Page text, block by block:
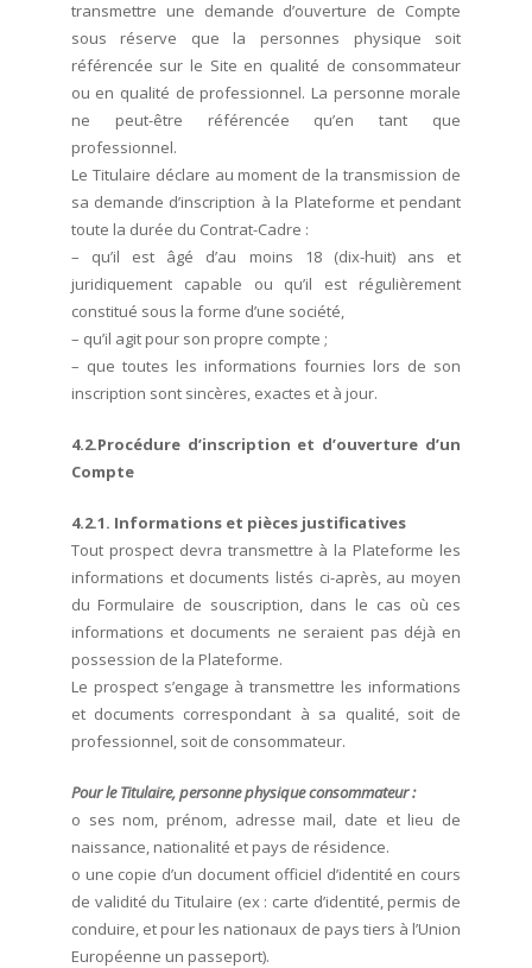
transmettre une demande d’ouverture de Compte
sous réserve que la personnes physique soit
référencée sur le Site en qualité de consommateur
ou en qualité de professionnel. La personne morale
ne peut-être référencée qu’en tant que
professionnel.
Le Titulaire déclare au moment de la transmission de
sa demande d’inscription à la Plateforme et pendant
toute la durée du Contrat-Cadre :
– qu’il est âgé d’au moins 18 (dix-huit) ans et
juridiquement capable ou qu’il est régulièrement
constitué sous la forme d’une société,
– qu’il agit pour son propre compte ;
– que toutes les informations fournies lors de son
inscription sont sincères, exactes et à jour.
4.2.Procédure d’inscription et d’ouverture d’un
Compte
4.2.1. Informations et pièces justificatives
Tout prospect devra transmettre à la Plateforme les
informations et documents listés ci-après, au moyen
du Formulaire de souscription, dans le cas où ces
informations et documents ne seraient pas déjà en
possession de la Plateforme.
Le prospect s’engage à transmettre les informations
et documents correspondant à sa qualité, soit de
professionnel, soit de consommateur.
Pour le Titulaire, personne physique consommateur :
o ses nom, prénom, adresse mail, date et lieu de
naissance, nationalité et pays de résidence.
o une copie d’un document officiel d’identité en cours
de validité du Titulaire (ex : carte d’identité, permis de
conduire, et pour les nationaux de pays tiers à l’Union
Européenne un passeport).